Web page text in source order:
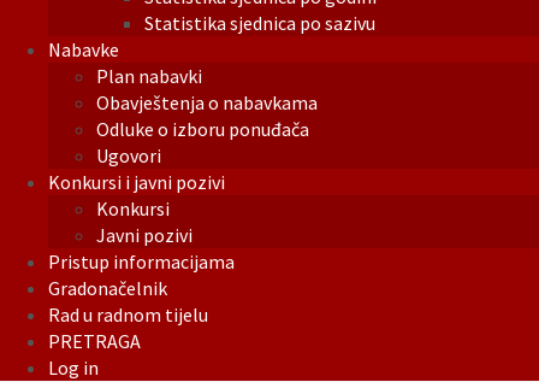
Statistika sjednica po sazivu
Nabavke
Plan nabavki
Obavještenja o nabavkama
Odluke o izboru ponuđača
Ugovori
Konkursi i javni pozivi
Konkursi
Javni pozivi
Pristup informacijama
Gradonačelnik
Rad u radnom tijelu
PRETRAGA
Log in